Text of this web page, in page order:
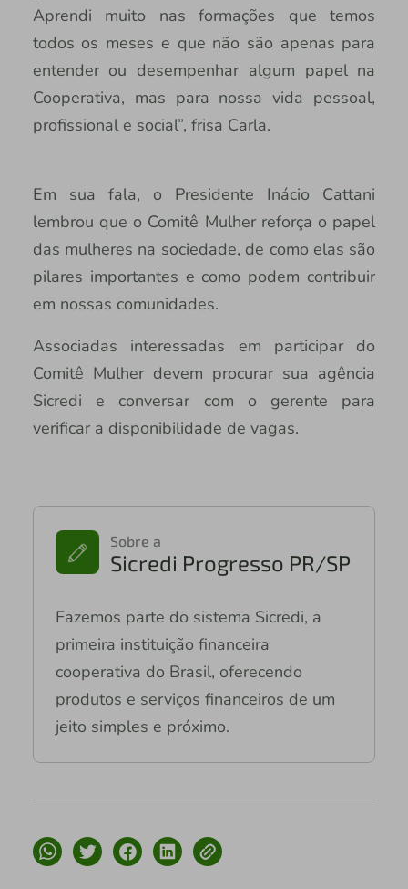
Aprendi muito nas formações que temos
todos os meses e que não são apenas para
entender ou desempenhar algum papel na
Cooperativa, mas para nossa vida pessoal,
profissional e social”, frisa Carla.
Em sua fala, o Presidente Inácio Cattani
lembrou que o Comitê Mulher reforça o papel
das mulheres na sociedade, de como elas são
pilares importantes e como podem contribuir
em nossas comunidades.
Associadas interessadas em participar do
Comitê Mulher devem procurar sua agência
Sicredi e conversar com o gerente para
verificar a disponibilidade de vagas.
Sobre a
Sicredi Progresso PR/SP
Fazemos parte do sistema Sicredi, a
primeira instituição financeira
cooperativa do Brasil, oferecendo
produtos e serviços financeiros de um
jeito simples e próximo.